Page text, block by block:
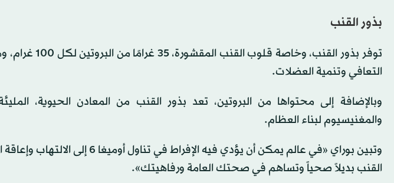
بذور القنب
توفر بذور القنب،
التعافي وتنمية العضلات.
وبالإضافة إلى محتواها من البروتين، تعد بذور القنب من المعادن الحيوية،
والمغنيسيوم لبناء العظام.
وتبين بوراي «في عالم يمكن أن يؤدي فيه
القنب بديلاً صحياً وتساهم في صحتك العامة ورفاهيتك».